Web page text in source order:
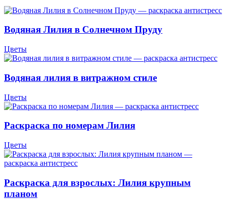
Водяная Лилия в Солнечном Пруду
Цветы
Водяная лилия в витражном стиле
Цветы
Раскраска по номерам Лилия
Цветы
Раскраска для взрослых: Лилия крупным
планом